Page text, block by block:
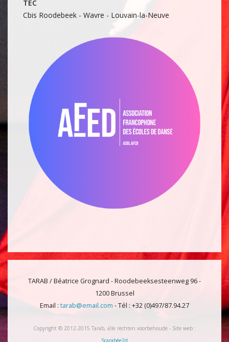
TEC
Cbis Roodebeek - Wavre - Louvain-la-Neuve
TARAB / Béatrice Grognard - Roodebeeksesteenweg 96 -
1200 Brussel
Email : tarab@email.com - Tél : +32 (0)497/87.94.27
Copyright © 2012-2015 Tarab, alle rechten voorbehoude - Site web :
Scarabée2d